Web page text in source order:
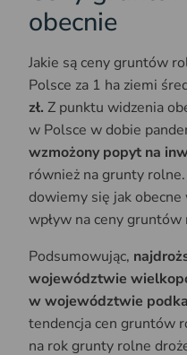
obecnie
Jakie są ceny gruntów
Polsce za 1 ha ziemi
zł. Z punktu widzenia
w Polsce w dobie
wzmożony popyt na
również na grunty
dowiemy się jak obecne
wpływ na ceny
Podsumowując,
województwie
w województwie
tendencja cen gruntów
na rok grunty rolne